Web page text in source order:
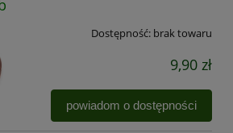
Dostępność: brak towaru
9,90 zł
powiadom o dostępności